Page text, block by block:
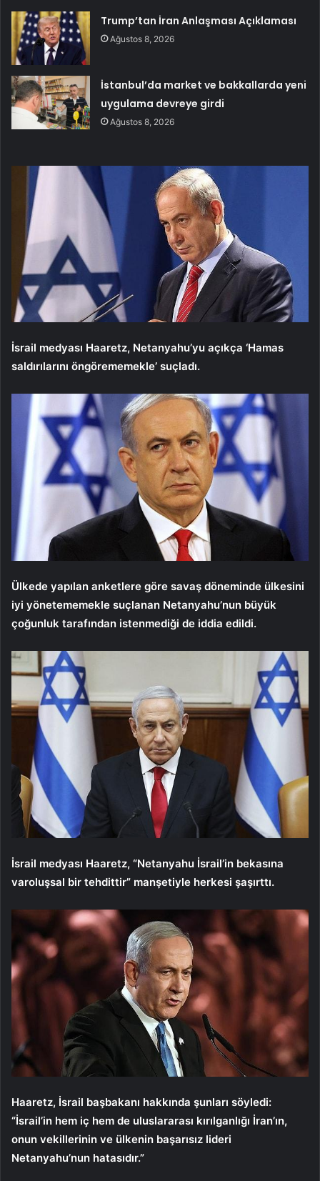
Trump’tan İran Anlaşması Açıklaması
Ağustos 8, 2026
İstanbul’da market ve bakkallarda yeni
uygulama devreye girdi
Ağustos 8, 2026
İsrail medyası Haaretz, Netanyahu’yu açıkça ‘Hamas
saldırılarını öngörememekle’ suçladı.
Ülkede yapılan anketlere göre savaş döneminde ülkesini
iyi yönetememekle suçlanan Netanyahu’nun büyük
çoğunluk tarafından istenmediği de iddia edildi.
İsrail medyası Haaretz, “Netanyahu İsrail’in bekasına
varoluşsal bir tehdittir” manşetiyle herkesi şaşırttı.
Haaretz, İsrail başbakanı hakkında şunları söyledi:
“İsrail’in hem iç hem de uluslararası kırılganlığı İran’ın,
onun vekillerinin ve ülkenin başarısız lideri
Netanyahu’nun hatasıdır.”